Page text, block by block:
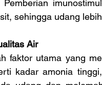
Pemberian
sehingga udang
Air
faktor utama yang
kadar amonia